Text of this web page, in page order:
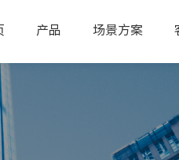
产品 场景方案